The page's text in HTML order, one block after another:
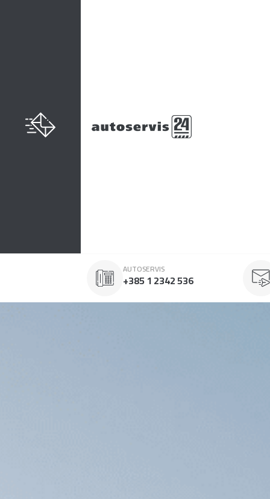
AUTOSERVIS
+385 1 2342 536